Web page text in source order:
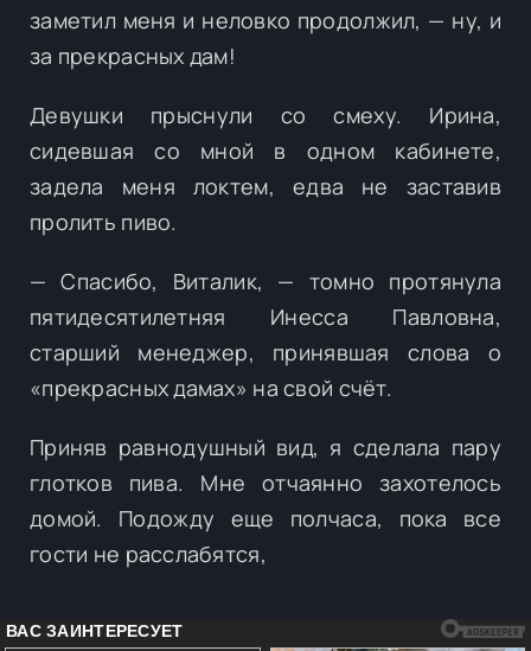
заметил меня и неловко продолжил, — ну, и
за прекрасных дам!
Девушки прыснули со смеху. Ирина,
сидевшая со мной в одном кабинете,
задела меня локтем, едва не заставив
пролить пиво.
— Спасибо, Виталик, — томно протянула
пятидесятилетняя Инесса Павловна,
старший менеджер, принявшая слова о
«прекрасных дамах» на свой счёт.
Приняв равнодушный вид, я сделала пару
глотков пива. Мне отчаянно захотелось
домой. Подожду еще полчаса, пока все
гости не расслабятся,